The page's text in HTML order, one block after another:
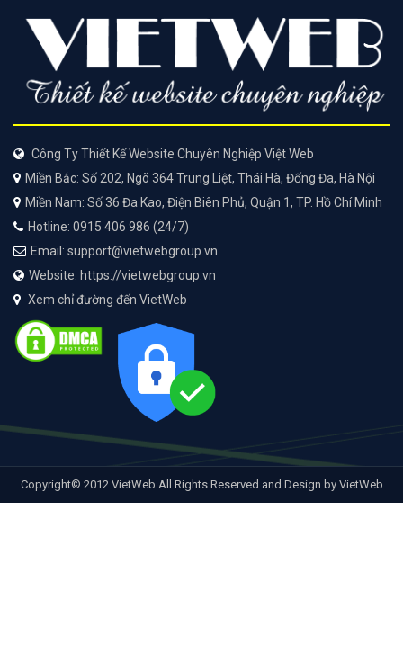
Công Ty Thiết Kế Website Chuyên Nghiệp Việt Web
Miền Bắc: Số 202, Ngõ 364 Trung Liệt, Thái Hà, Đống Đa, Hà Nội
Miền Nam: Số 36 Đa Kao, Điện Biên Phủ, Quận 1, TP. Hồ Chí Minh
Hotline: 0915 406 986 (24/7)
Email: support@vietwebgroup.vn
Website: https://vietwebgroup.vn
Xem chỉ đường đến VietWeb
Copyright© 2012 VietWeb All Rights Reserved and Design by VietWeb